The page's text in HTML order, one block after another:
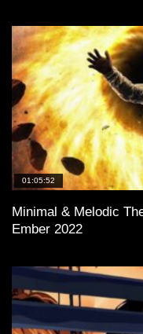
01:05:52
Minimal & Melodic
Ember 2022